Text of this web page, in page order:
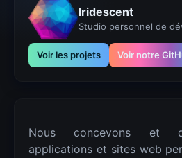
Nous concevons et
applications et sites web
Iridescent
Studio personnel de
Voir les projets Voir notre